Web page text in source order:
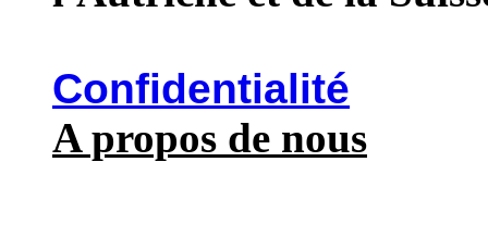
Confidentialité
A propos de nous